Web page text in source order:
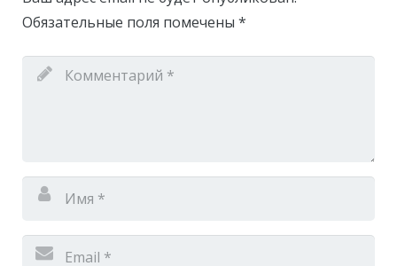
Обязательные поля помечены *